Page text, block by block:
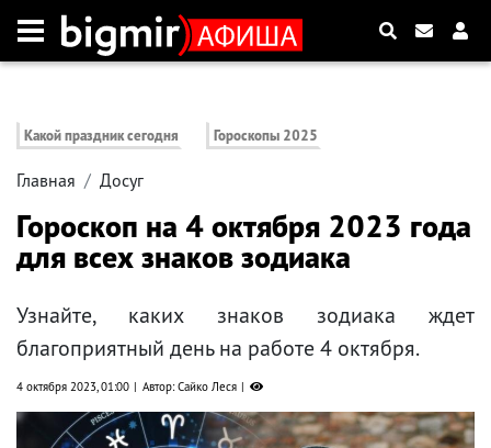
Какой праздник сегодня Гороскопы 2025
Главная Досуг
Гороскоп на 4 октября 2023 года
для всех знаков зодиака
Узнайте, каких знаков зодиака ждет
благоприятный день на работе 4 октября.
4 октября 2023, 01:00 Автор: Сайко Леся